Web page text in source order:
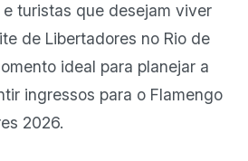
turistas que desejam viver
de Libertadores no Rio de
ideal para planejar a
ingressos para o Flamengo
2026.